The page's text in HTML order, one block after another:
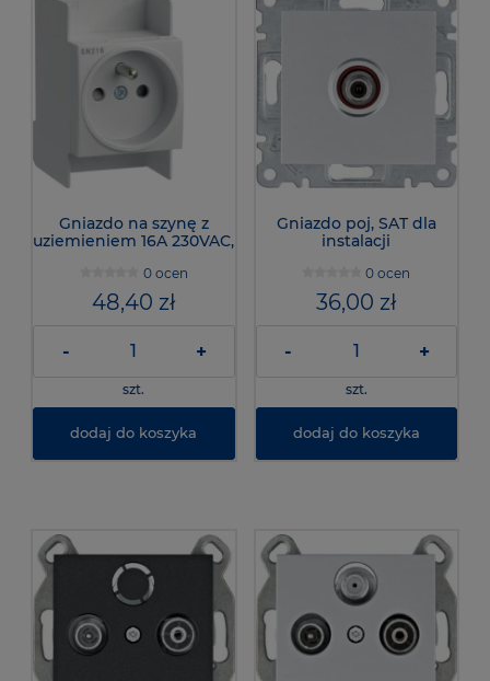
Gniazdo na szynę z
uziemieniem 16A 230VAC,
0 ocen
48,40 zł
- +
szt.
dodaj do koszyka
Gniazdo poj, SAT dla
instalacji
WL3232-Lumina
0 ocen
36,00 zł
- +
szt.
dodaj do koszyka